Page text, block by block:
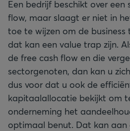
Een bedrijf beschikt over een
flow, maar slaagt er niet in
toe te wijzen om de business
dat kan een value trap zijn.
de free cash flow en die
sectorgenoten, dan kan u
dus voor dat u ook de
kapitaalallocatie bekijkt om
onderneming het
optimaal benut. Dat kan